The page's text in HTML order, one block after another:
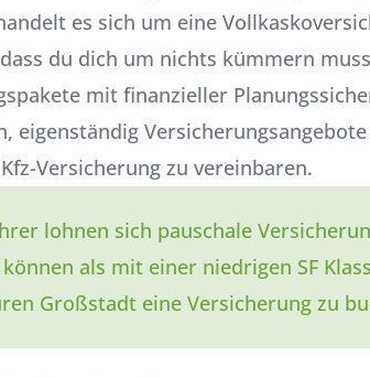
es sich um eine
du dich um nichts kümmern
mit finanzieller
eigenständig Versicherungsangebote
Versicherung zu vereinbaren.
lohnen sich pauschale
als mit einer niedrigen SF
Großstadt eine Versicherung zu